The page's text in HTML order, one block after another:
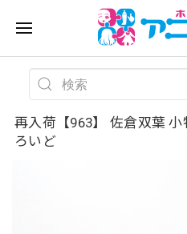
再入荷【963】 佐倉双葉
ろいど